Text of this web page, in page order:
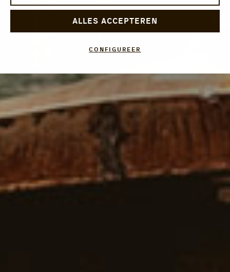
ALLES ACCEPTEREN
CONFIGUREER